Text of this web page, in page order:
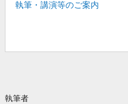
執筆・講演等のご案内
執筆者